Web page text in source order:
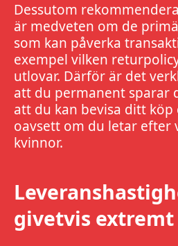
Dessutom
är medveten om de
som kan påverka
exempel vilken
utlovar. Därför är det
att du permanent sparar
att du kan bevisa ditt köp
oavsett om du letar efter
kvinnor.
givetvis